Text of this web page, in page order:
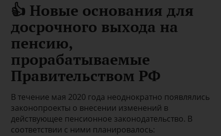
👍 Новые основания для
досрочного выхода на
пенсию,
прорабатываемые
Правительством РФ
В течение мая 2020 года неоднократно появлялись
законопроекты о внесении изменений в
действующее пенсионное законодательство. В
соответствии с ними планировалось: